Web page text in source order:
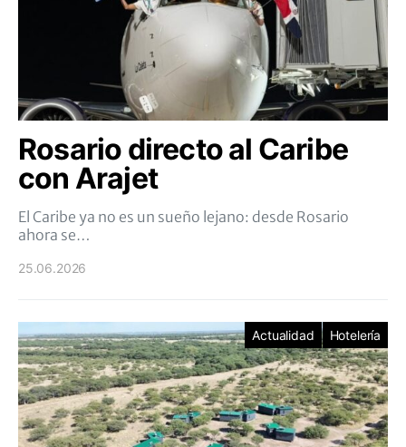
Rosario directo al Caribe
con Arajet
El Caribe ya no es un sueño lejano: desde Rosario
ahora se…
25.06.2026
Actualidad Hotelería